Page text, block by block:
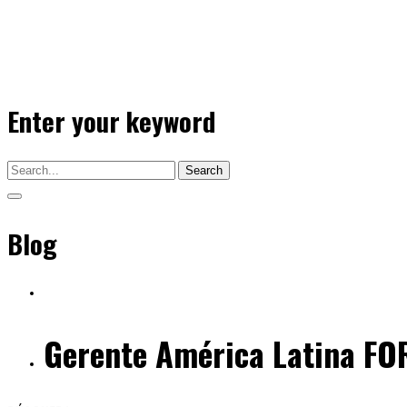
Enter your keyword
Search
Blog
Gerente América Latina